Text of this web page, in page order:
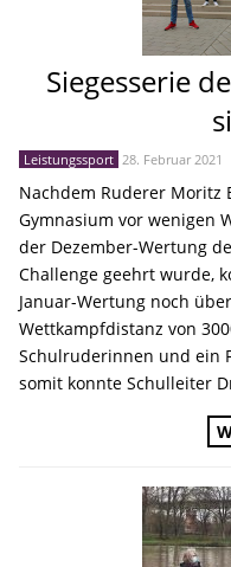
Siegesserie
Leistungssport 28. Februar 2021
Nachdem Ruderer Moritz
Gymnasium vor wenigen
der Dezember-Wertung
Challenge geehrt wurde,
Januar-Wertung noch
Wettkampfdistanz von
Schulruderinnen und ein
somit konnte Schulleiter